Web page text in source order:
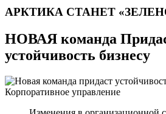
АРКТИКА СТАНЕТ
НОВАЯ команда
устойчивость бизнесу
Корпоративное управление